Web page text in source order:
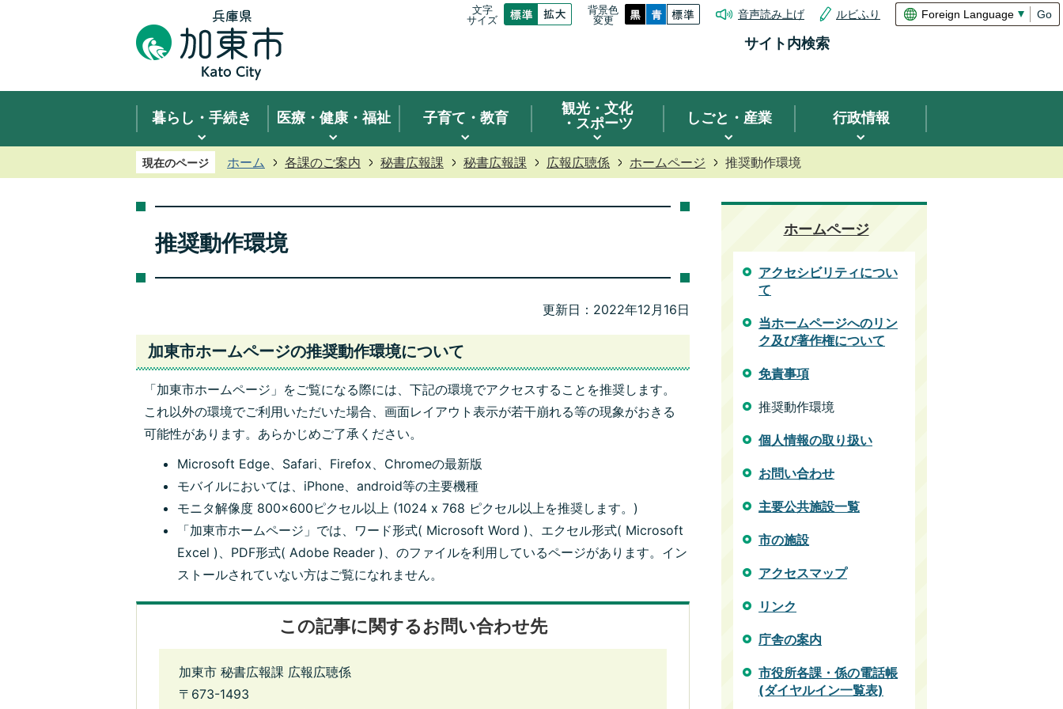
文字
サイズ
背景色
変更
音声読み上げ ルビふり Go
サイト内検索
暮らし・手続き 医療・健康・福祉 子育て・教育
観光 ・文化
・スポーツ
しごと・産業 行政情報
現在のページ ホーム 各課のご案内 秘書広報課 秘書広報課 広報広聴係 ホームページ 推奨動作環境
推奨動作環境
更新日：2022年12月16日
加東市ホームページの推奨動作環境について
「加東市ホームページ」をご覧になる際には、下記の環境でアクセスすることを推奨します。
これ以外の環境でご利用いただいた場合、画面レイアウト表示が若干崩れる等の現象がおきる
可能性があります。あらかじめご了承ください。
Microsoft Edge、 Safari、Firefox、Chromeの最新版
モバイルにおいては、iPhone、android等の主要機種
モニタ解像度 800×600ピクセル以上 (1024 x 768 ピクセル以上を推奨します。)
「加東市ホームページ」では、ワード形式( Microsoft Word )、エクセル形式( Microsoft
Excel )、PDF形式(Adobe Reader )、のファイルを利用しているページがあります。イン
ストールされていない方はご覧になれません。
この記事に関するお問い合わせ先
加東市 秘書広報課 広報広聴係
〒673-1493
ホームページ
アクセシビリティについ
て
当ホームページへのリン
ク及び著作権について
免責事項
推奨動作環境
個人情報の取り扱い
お問い合わせ
主要公共施設一覧
市の施設
アクセスマップ
リンク
庁舎の案内
市役所各課・係の電話帳
(ダイヤルイン一覧表)